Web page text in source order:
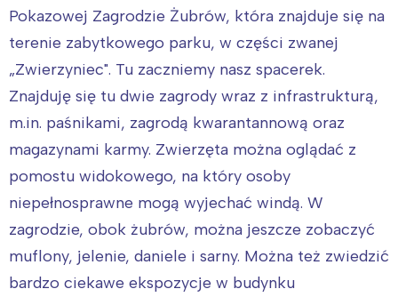
Pokazowej Zagrodzie Żubrów, która znajduje się na
terenie zabytkowego parku, w części zwanej
„Zwierzyniec". Tu zaczniemy nasz spacerek.
Znajduję się tu dwie zagrody wraz z infrastrukturą,
m.in. paśnikami, zagrodą kwarantannową oraz
magazynami karmy. Zwierzęta można oglądać z
pomostu widokowego, na który osoby
niepełnosprawne mogą wyjechać windą. W
zagrodzie, obok żubrów, można jeszcze zobaczyć
muflony, jelenie, daniele i sarny. Można też zwiedzić
bardzo ciekawe ekspozycje w budynku